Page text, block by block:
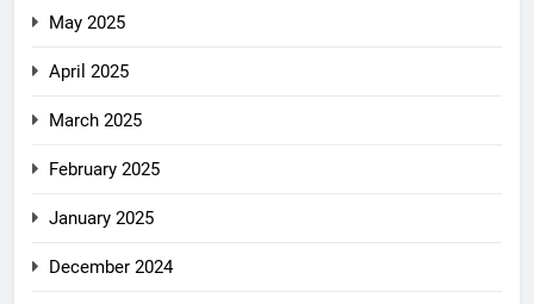
May 2025
April 2025
March 2025
February 2025
January 2025
December 2024